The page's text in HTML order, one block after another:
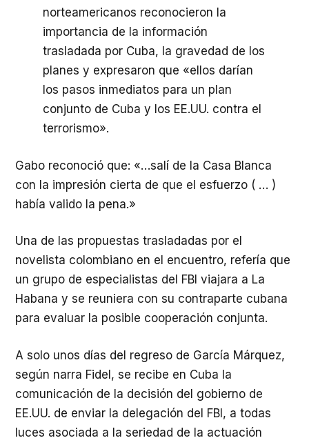
norteamericanos reconocieron la
importancia de la información
trasladada por Cuba, la gravedad de los
planes y expresaron que «ellos darían
los pasos inmediatos para un plan
conjunto de Cuba y los EE.UU. contra el
terrorismo».
Gabo reconoció que: «…salí de la Casa Blanca
con la impresión cierta de que el esfuerzo ( … )
había valido la pena.»
Una de las propuestas trasladadas por el
novelista colombiano en el encuentro, refería que
un grupo de especialistas del FBI viajara a La
Habana y se reuniera con su contraparte cubana
para evaluar la posible cooperación conjunta.
A solo unos días del regreso de García Márquez,
según narra Fidel, se recibe en Cuba la
comunicación de la decisión del gobierno de
EE.UU. de enviar la delegación del FBI, a todas
luces asociada a la seriedad de la actuación